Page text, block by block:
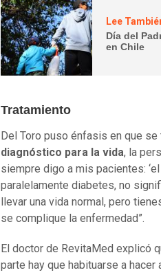
Lee
Día del
en Chile
Tratamiento
Del Toro puso énfasis en que
diagnóstico para la vida, la
siempre digo a mis pacientes:
paralelamente diabetes, no
llevar una vida normal, pero
se complique la enfermedad”.
El doctor de RevitaMed explicó
parte hay que habituarse a